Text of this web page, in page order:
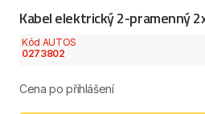
Kabel elektrický 2-pramenný
Kód AUTOS
0273802
Cena po přihlášení